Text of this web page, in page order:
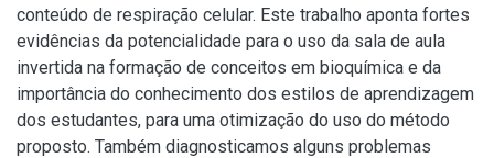
conteúdo de respiração celular. Este trabalho aponta fortes
evidências da potencialidade para o uso da sala de aula
invertida na formação de conceitos em bioquímica e da
importância do conhecimento dos estilos de aprendizagem
dos estudantes, para uma otimização do uso do método
proposto. Também diagnosticamos alguns problemas